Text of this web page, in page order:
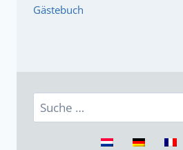
Gästebuch
Suche
nach: